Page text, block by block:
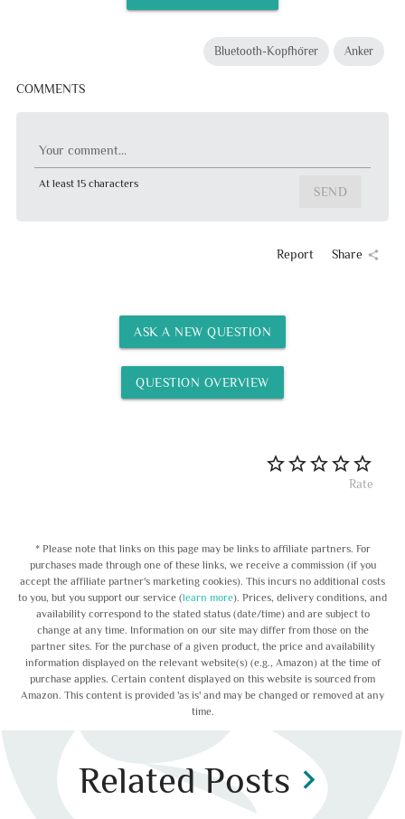
Bluetooth-Kopfhörer Anker
COMMENTS
Your comment...
At least 15 characters
SEND
Report Share share
ASK A NEW QUESTION
QUESTION OVERVIEW
Rate
* Please note that links on this page may be links to affiliate partners. For
purchases made through one of these links, we receive a commission (if you
accept the affiliate partner's marketing cookies). This incurs no additional costs
to you, but you support our service (learn more). Prices, delivery conditions, and
availability correspond to the stated status (date/time) and are subject to
change at any time. Information on our site may differ from those on the
partner sites. For the purchase of a given product, the price and availability
information displayed on the relevant website(s) (e.g., Amazon) at the time of
purchase applies. Certain content displayed on this website is sourced from
Amazon. This content is provided 'as is' and may be changed or removed at any
time.
Related Posts chevron_right